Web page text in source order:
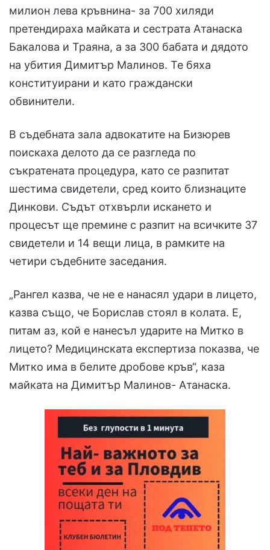
милион лева кръвнина- за 700 хиляди
претендираха майката и сестрата Атанаска
Бакалова и Траяна, а за 300 бабата и дядото
на убития Димитър Малинов. Те бяха
конституирани и като граждански
обвинители.
В съдебната зала адвокатите на Бизюрев
поискаха делото да се разгледа по
съкратената процедура, като се разпитат
шестима свидетели, сред които близнаците
Динкови. Съдът отхвърли искането и
процесът ще премине с разпит на всичките 37
свидетели и 14 вещи лица, в рамките на
четири съдебните заседания.
„Рангел казва, че не е нанасял удари в лицето,
казва също, че Борислав стоял в колата. Е,
питам аз, кой е нанесъл ударите на Митко в
лицето? Медицинската експертиза показва, че
Митко има в белите дробове кръв“, каза
майката на Димитър Малинов- Атанаска.